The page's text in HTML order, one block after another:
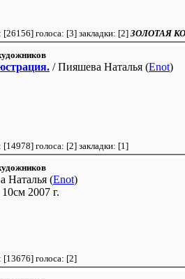
[26156] голоса: [3] закладки: [2] ЗОЛОТАЯ
/ Пияшева Наталья (Enot)
[14978] голоса: [2] закладки: [1]
Наталья (Enot)
2007 г.
[13676] голоса: [2]